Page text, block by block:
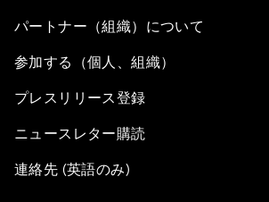
パートナー（組織）について
参加する（個人、組織）
プレスリリース登録
ニュースレター購読
連絡先 (英語のみ)